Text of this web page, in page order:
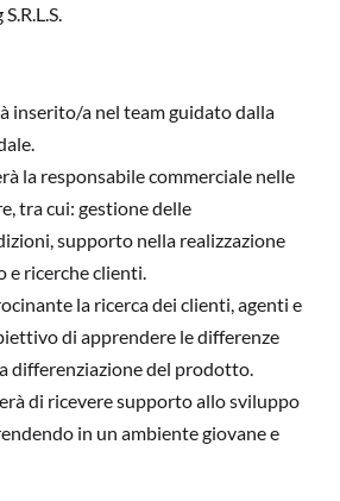
inserito/a nel team guidato dalla
la responsabile commerciale nelle
tra cui: gestione delle
supporto nella realizzazione
e ricerche clienti.
la ricerca dei clienti, agenti e
di apprendere le differenze
differenziazione del prodotto.
di ricevere supporto allo sviluppo
in un ambiente giovane e